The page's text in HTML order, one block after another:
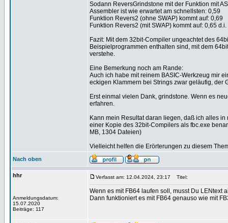
Sodann ReversGrindstone mit der Funktion mit
Assembler ist wie erwartet am schnellsten: 0,59
Funktion Revers2 (ohne SWAP) kommt auf: 0,69
Funktion Revers2 (mit SWAP) kommt auf: 0,65
Fazit: Mit dem 32bit-Compiler ungeachtet des
Beispielprogrammen enthalten sind, mit dem
verstehe.
Eine Bemerkung noch am Rande:
Auch ich habe mit reinem BASIC-Werkzeug mir
eckigen Klammern bei Strings zwar geläufig, der
Erst einmal vielen Dank, grindstone. Wenn es
erfahren.
Kann mein Resultat daran liegen, daß ich alles
einer Kopie des 32bit-Compilers als fbc.exe
MB, 1304 Dateien)
Vielleicht helfen die Erörterungen zu diesem
Nach oben
hhr
Anmeldungsdatum:
15.07.2020
Beiträge: 117
Verfasst am: 12.04.2024, 23:17 Titel:
Wenn es mit FB64 laufen soll, musst Du LENtext
Dann funktioniert es mit FB64 genauso wie mit